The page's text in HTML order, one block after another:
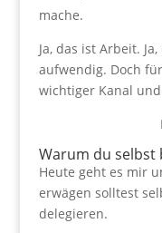
mache.
Ja, das ist Arbeit.
aufwendig. Doch
wichtiger Kanal
Warum du selbst
Heute geht es mir
erwägen solltest
delegieren.